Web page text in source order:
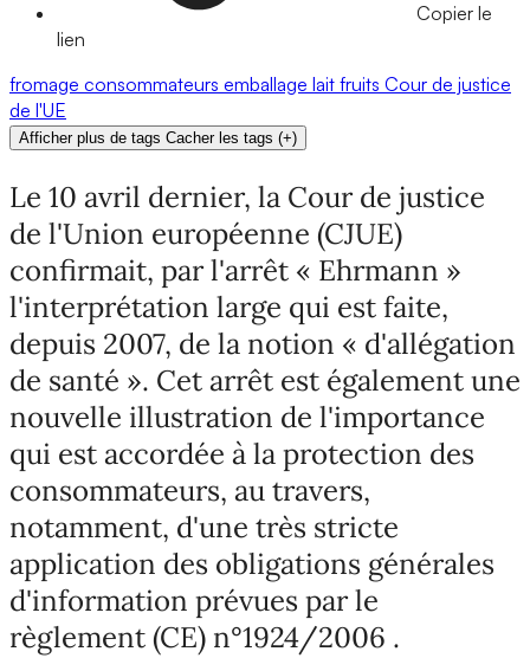
Copier le
lien
fromage consommateurs emballage lait fruits Cour de justice
de l'UE
Afficher plus de tags Cacher les tags (+)
Le 10 avril dernier, la Cour de justice
de l'Union européenne (CJUE)
confirmait, par l'arrêt « Ehrmann »
l'interprétation large qui est faite,
depuis 2007, de la notion « d'allégation
de santé ». Cet arrêt est également une
nouvelle illustration de l'importance
qui est accordée à la protection des
consommateurs, au travers,
notamment, d'une très stricte
application des obligations générales
d'information prévues par le
règlement (CE) n°1924/2006 .